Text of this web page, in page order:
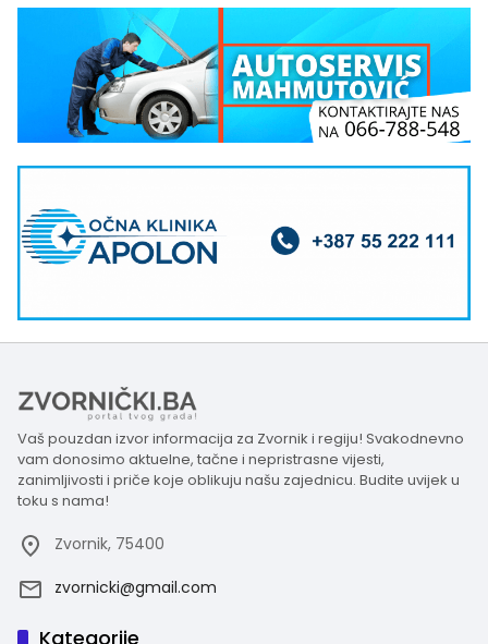
Vaš pouzdan izvor informacija za Zvornik i regiju! Svakodnevno
vam donosimo aktuelne, tačne i nepristrasne vijesti,
zanimljivosti i priče koje oblikuju našu zajednicu. Budite uvijek u
toku s nama!
Zvornik, 75400
zvornicki@gmail.com
Kategorije